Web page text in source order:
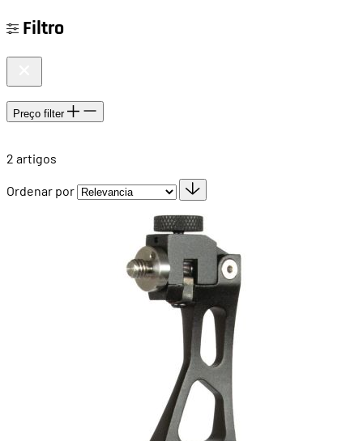
Filtro
Preço filter
2 artigos
Ordenar por